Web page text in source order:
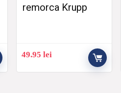
remorca Krupp
49.95lei